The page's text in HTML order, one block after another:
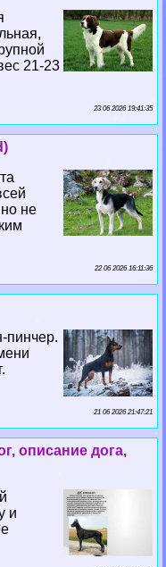
21-23
23 06 2026 19:41:35
не
22 06 2026 16:11:36
пинчер.
21 06 2026 21:47:21
описание дога,
и